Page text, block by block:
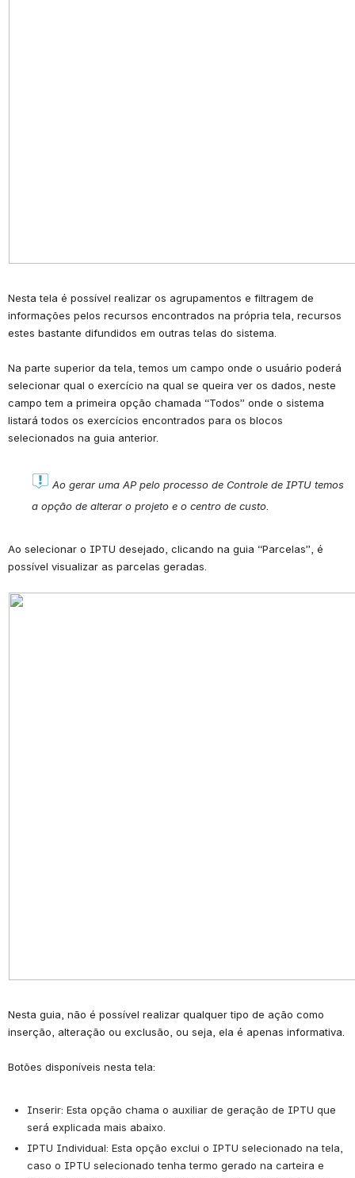
Nesta tela é possível realizar os agrupamentos e filtragem de
informações pelos recursos encontrados na própria tela, recursos
estes bastante difundidos em outras telas do sistema.
Na parte superior da tela, temos um campo onde o usuário poderá
selecionar qual o exercício na qual se queira ver os dados, neste
campo tem a primeira opção chamada “Todos” onde o sistema
listará todos os exercícios encontrados para os blocos
selecionados na guia anterior.
Ao gerar uma AP pelo processo de Controle de IPTU temos
a opção de alterar o projeto e o centro de custo.
Ao selecionar o IPTU desejado, clicando na guia “Parcelas”, é
possível visualizar as parcelas geradas.
Nesta guia, não é possível realizar qualquer tipo de ação como
inserção, alteração ou exclusão, ou seja, ela é apenas informativa.
Botões disponíveis nesta tela:
Inserir: Esta opção chama o auxiliar de geração de IPTU que
será explicada mais abaixo.
IPTU Individual: Esta opção exclui o IPTU selecionado na tela,
caso o IPTU selecionado tenha termo gerado na carteira e